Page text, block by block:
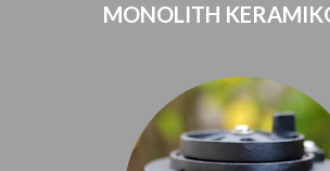
MONOLITH